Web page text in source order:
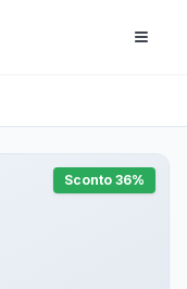
Sconto 36%